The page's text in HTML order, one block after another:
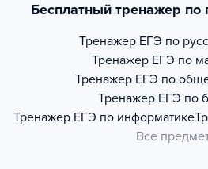
Бесплатный тренажер по
Тренажер ЕГЭ по
Тренажер ЕГЭ по
Тренажер ЕГЭ по
Тренажер ЕГЭ по
Тренажер ЕГЭ по информатике
Все